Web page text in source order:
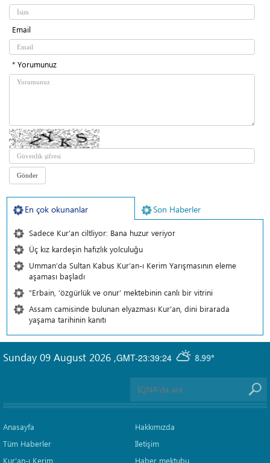
Email
* Yorumunuz
En çok okunanlar Son Haberler
Sadece Kur'an ciltliyor: Bana huzur veriyor
Üç kız kardeşin hafızlık yolculuğu
Umman’da Sultan Kabus Kur’an-ı Kerim Yarışmasının eleme
aşaması başladı
“Erbain, ‘özgürlük ve onur’ mektebinin canlı bir vitrini
Assam camisinde bulunan elyazması Kur’an, dini birarada
yaşama tarihinin kanıtı
GMT-23:39:24 8.99°
Sunday 09 August 2026 ,
Anasayfa
Tüm Haberler
Kur'an-ı Kerim
Hakkımızda
İletişim
Haber mektubu